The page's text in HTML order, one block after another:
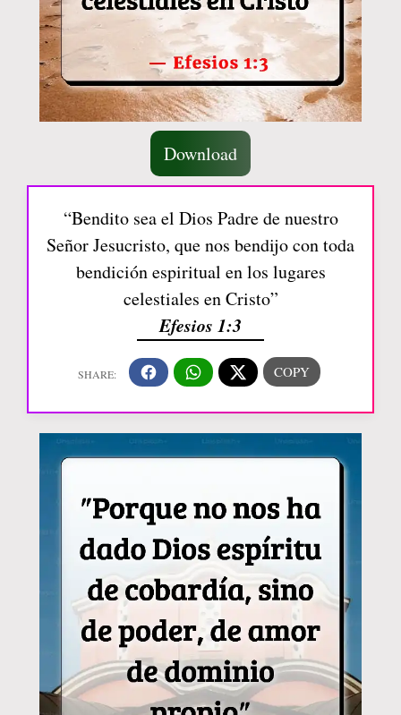
Download
“Bendito sea el Dios Padre de nuestro
Señor Jesucristo, que nos bendijo con toda
bendición espiritual en los lugares
celestiales en Cristo”
Efesios 1:3